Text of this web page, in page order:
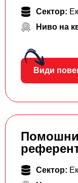
Сектор:
Ниво на
Види
Сектор: